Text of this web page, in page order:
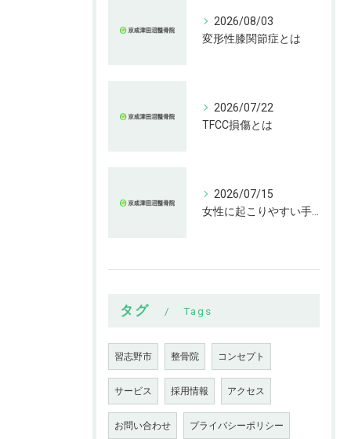
2026/08/03
変形性膝関節症とは
2026/07/22
TFCC損傷とは
2026/07/15
タグ Tags
習志野市 整骨院 コンセプト
サービス 採用情報 アクセス
お問い合わせ プライバシーポリシー